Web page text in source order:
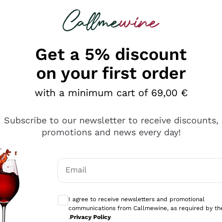
looking for
diversi e con un ampio range di prezzo. Le
Get a 5% discount
on your first order
with a minimum cart of 69,00 €
Subscribe to our newsletter to receive discounts,
promotions and news every day!
Email
I agree to receive newsletters and promotional
communications from Callmewine, as required by
.Privacy Policy